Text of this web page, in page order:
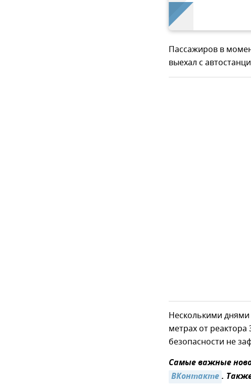
Пассажиров в
выехал с
Несколькими
метрах от
безопасности не
Самые важные
ВКонтакте.